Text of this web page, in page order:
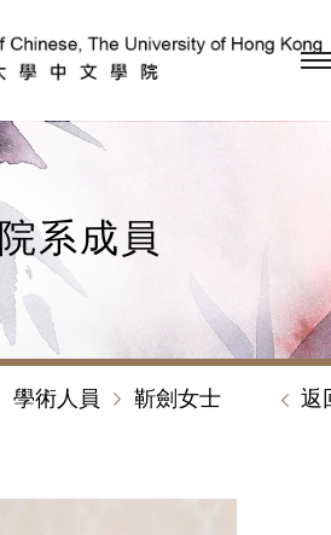
跳到內容（按回車鍵）
院系成員
學術人員 靳劍女士 返